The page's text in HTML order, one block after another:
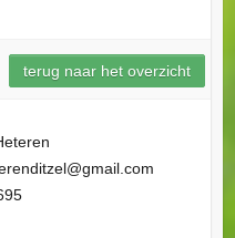
terug naar het overzicht